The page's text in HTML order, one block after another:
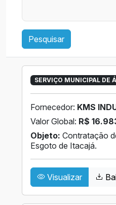
Pesquisar
SERVIÇO MUNICIPAL DE
Fornecedor: KMS
Valor Global: R$
Objeto: Contratação
Esgoto de Itacajá.
Visualizar